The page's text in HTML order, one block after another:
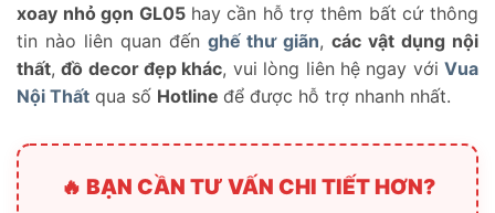
xoay nhỏ gọn GL05 hay cần hỗ trợ thêm bất cứ thông
tin nào liên quan đến ghế thư giãn,các vật dụng nội
thất,đồ decor đẹp khác, vui lòng liên hệ ngay vớiVua
Nội Thất qua số Hotline để được hỗ trợ nhanh nhất.
🔥 BẠN CẦN TƯ VẤN CHI TIẾT HƠN?